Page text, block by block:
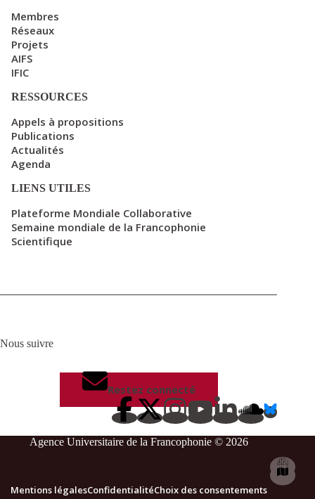
Membres
Réseaux
Projets
AIFS
IFIC
RESSOURCES
Appels à propositions
Publications
Actualités
Agenda
LIENS UTILES
Plateforme Mondiale Collaborative
Semaine mondiale de la Francophonie
Scientifique
Nous suivre
Restez connecté
Agence Universitaire de la Francophonie © 2026
Mentions légalesConfidentialitéChoix des consentements